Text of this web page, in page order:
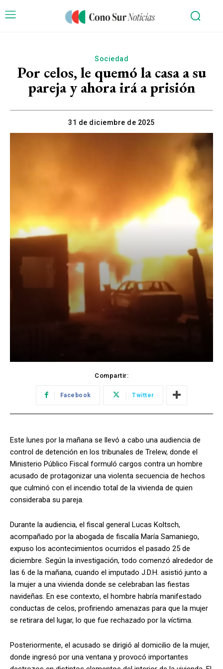
Sociedad
Por celos, le quemó la casa a su
pareja y ahora irá a prisión
31 de diciembre de 2025
Compartir:
Facebook Twitter
Este lunes por la mañana se llevó a cabo una audiencia de
control de detención en los tribunales de Trelew, donde el
Ministerio Público Fiscal formuló cargos contra un hombre
acusado de protagonizar una violenta secuencia de hechos
que culminó con el incendio total de la vivienda de quien
consideraba su pareja.
Durante la audiencia, el fiscal general Lucas Koltsch,
acompañado por la abogada de fiscalía María Samaniego,
expuso los acontecimientos ocurridos el pasado 25 de
diciembre. Según la investigación, todo comenzó alrededor de
las 6 de la mañana, cuando el imputado J.D.H. asistió junto a
la mujer a una vivienda donde se celebraban las fiestas
navideñas. En ese contexto, el hombre habría manifestado
conductas de celos, profiriendo amenazas para que la mujer
se retirara del lugar, lo que fue rechazado por la víctima.
Posteriormente, el acusado se dirigió al domicilio de la mujer,
donde ingresó por una ventana y provocó importantes